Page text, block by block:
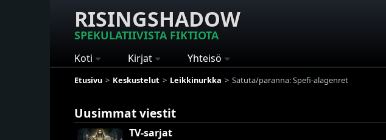
RISINGSHADOW
SPEKULATIIVISTA FIKTIOTA
Koti Kirjat Yhteisö
Etusivu Keskustelut Leikkinurkka Satuta/paranna: Spefi-alagenret
Uusimmat viestit
TV-sarjat